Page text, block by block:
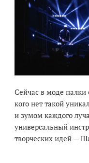
Сейчас в моде
кого нет такой
и зумом каждого
универсальный
творческих идей —